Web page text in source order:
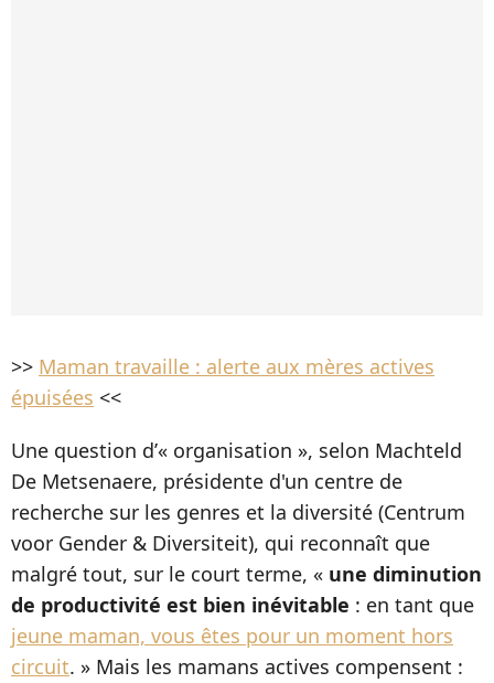
>> Maman travaille : alerte aux mères actives
épuisées <<
Une question d’« organisation », selon Machteld
De Metsenaere, présidente d'un centre de
recherche sur les genres et la diversité (Centrum
voor Gender & Diversiteit), qui reconnaît que
malgré tout, sur le court terme, « une diminution
de productivité est bien inévitable : en tant que
jeune maman, vous êtes pour un moment hors
circuit. » Mais les mamans actives compensent :